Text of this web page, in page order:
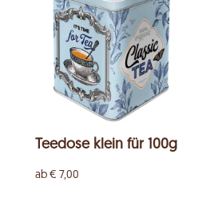
Teedose klein für 100g
ab € 7,00